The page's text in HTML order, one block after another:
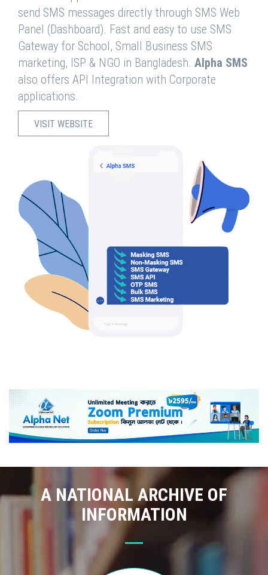
send SMS messages directly through SMS Web
Panel (Dashboard). Fast and easy to use SMS
Gateway for School, Small Business SMS
marketing, ISP & NGO in Bangladesh. Alpha SMS
also offers API Integration with Corporate
applications.
VISIT WEBSITE
A NATIONAL ARCHIVE OF
INFORMATION